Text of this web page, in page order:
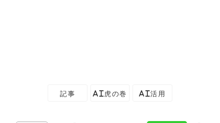
記事 AI虎の巻 AI活用